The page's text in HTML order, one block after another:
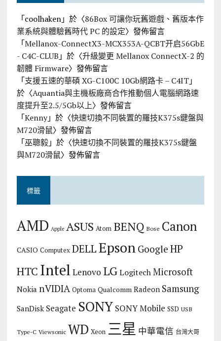
「coolhaken」於〈86Box 可讓你玩舊遊戲、舊版本作
業系統與體驗舊時代 PC 的設定〉發佈留言
「Mellanox-ConnectX3-MCX353A-QCBT开启56GbE
- C4C-CLUB 」於〈升級變更 Mellanox ConnectX-2 的
韌體 Firmware〉發佈留言
「支援五速的華碩 XG-C100C 10Gb網路卡 – C4IT」
於〈Aquantia與主機板廠商合作推動個人電腦網路速
度提升至2.5/5Gb以上〉發佈留言
「Kenny」於〈快速切換不同裝置的羅技K375s鍵盤與
M720滑鼠〉發佈留言
「巫聰毅」於〈快速切換不同裝置的羅技K375s鍵盤
與M720滑鼠〉發佈留言
標籤
AMD Apple ASUS Atom BENQ Bose Canon
CASIO Computex DELLEpson Google HP
HTC Intel Lenovo LG Logitech Microsoft
Nokia nVIDIA Optoma Qualcomm Radeon Samsung
SanDisk Seagate SONY SONY Mobile SSD USB
Type-C Viewsonic WD Xeon 三星 中華電信 台灣大哥